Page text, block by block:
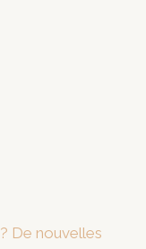
De nouvelles